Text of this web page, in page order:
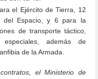
el Ejército de Tierra, 12
del Espacio, y 6 para la
de transporte táctico,
además de
de la Armada.
el Ministerio de